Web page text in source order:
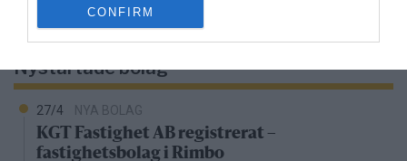
CONFIRM
Kedjehus i Solbacka såld för 3 100 000
kronor
Nystartade bolag
27/4 NYA BOLAG
KGT Fastighet AB registrerat –
fastighetsbolag i Rimbo